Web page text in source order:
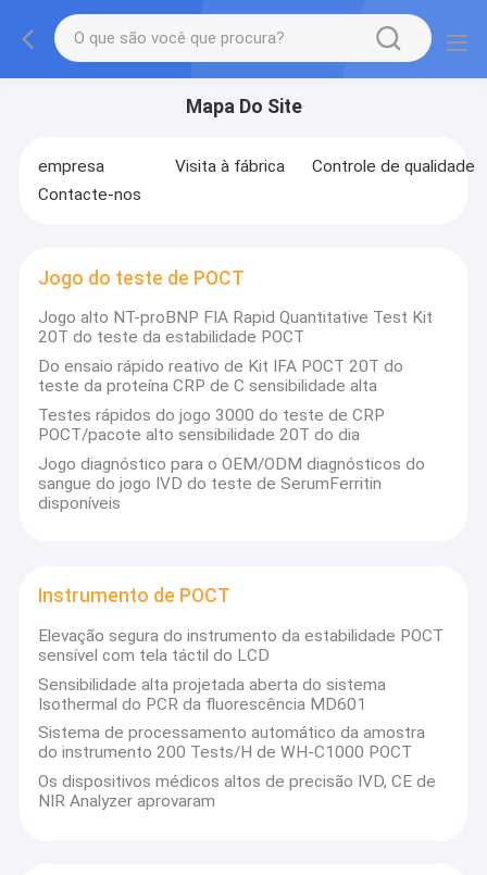
Mapa Do Site
empresa Visita à fábrica
Controle de qualidade
Contacte-nos
Jogo do teste de POCT
Jogo alto NT-proBNP FIA Rapid Quantitative Test Kit
20T do teste da estabilidade POCT
Do ensaio rápido reativo de Kit IFA POCT 20T do
teste da proteína CRP de C sensibilidade alta
Testes rápidos do jogo 3000 do teste de CRP
POCT/pacote alto sensibilidade 20T do dia
Jogo diagnóstico para o OEM/ODM diagnósticos do
sangue do jogo IVD do teste de SerumFerritin
disponíveis
Instrumento de POCT
Elevação segura do instrumento da estabilidade POCT
sensível com tela táctil do LCD
Sensibilidade alta projetada aberta do sistema
Isothermal do PCR da fluorescência MD601
Sistema de processamento automático da amostra
do instrumento 200 Tests/H de WH-C1000 POCT
Os dispositivos médicos altos de precisão IVD, CE de
NIR Analyzer aprovaram